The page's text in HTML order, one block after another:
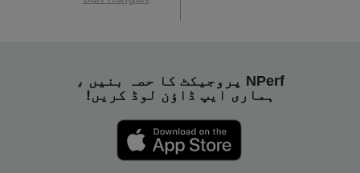
NPerf پروجیکٹ کا حصہ بنیں ،
ہماری ایپ ڈاؤن لوڈ کریں!